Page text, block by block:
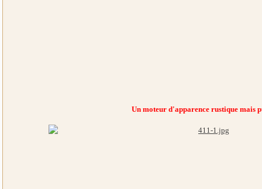
Un moteur d'apparence rustique mais